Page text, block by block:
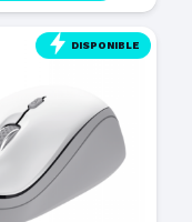
DISPONIBLE